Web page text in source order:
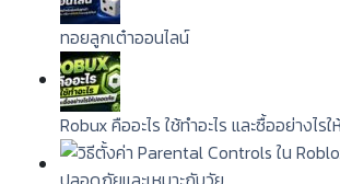
ทอยลูกเต๋าออนไลน์
Robux คืออะไร ใช้ทำอะไร และซื้ออย่างไ